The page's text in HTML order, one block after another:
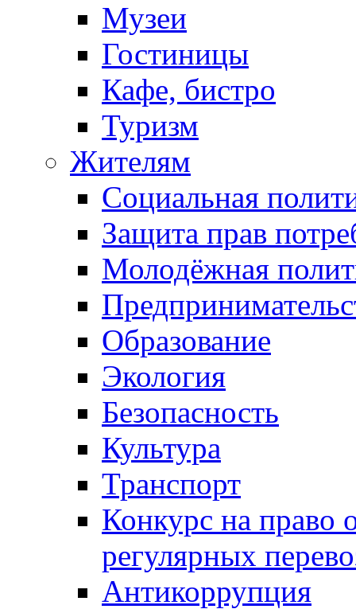
Музеи
Гостиницы
Кафе, бистро
Туризм
Жителям
Социальная
Защита прав
Молодёжная
Образование
Экология
Безопасность
Культура
Транспорт
Конкурс на право
регулярных
Антикоррупция